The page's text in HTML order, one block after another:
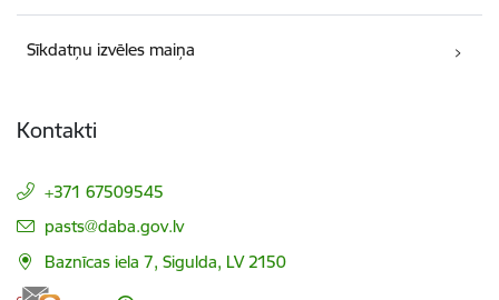
Sīkdatņu izvēles maiņa
Kontakti
+371 67509545
E-pasts:
pasts@daba.gov.lv
Baznīcas iela 7, Sigulda, LV 2150